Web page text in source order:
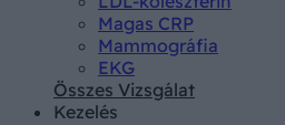
Magas CRP
Mammográfia
EKG
Összes Vizsgálat
Kezelés